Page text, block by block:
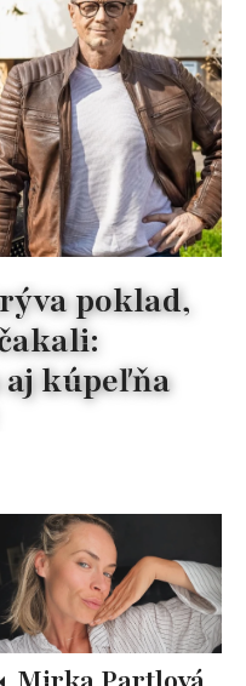
poklad,
kúpeľňa